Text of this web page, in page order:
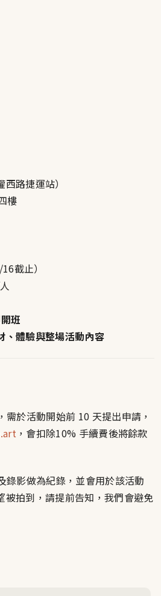
路捷運站）
樓
截止）
班
、體驗與整場活動內容
於活動開始前 10 天提出申請，
，會扣除10% 手續費後將餘款
錄影做為紀錄，並會用於該活動
被拍到，請提前告知，我們會避免